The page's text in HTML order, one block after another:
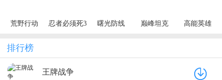
荒野行动 忍者必须死3 曙光防线 巅峰坦克 高能英雄
排行榜
王牌战争